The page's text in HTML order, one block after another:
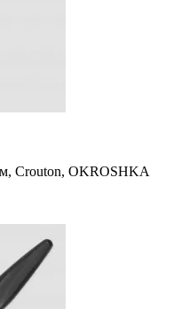
Crouton, OKROSHKA